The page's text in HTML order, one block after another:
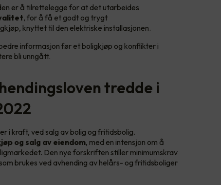
er å tilrettelegge for at det utarbeides
, for å få et godt og trygt
knyttet til den elektriske installasjonen.
informasjon før et boligkjøp og konflikter i
bli unngått.
tredde i
i kraft, ved salg av bolig og fritidsbolig.
og salg av eiendom, med en intensjon om å
Den nye forskriften stiller minimumskrav
brukes ved avhending av helårs- og fritidsboliger